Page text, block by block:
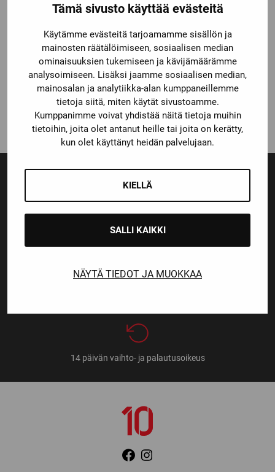
Tämä sivusto käyttää evästeitä
Käytämme evästeitä tarjoamamme sisällön ja
mainosten räätälöimiseen, sosiaalisen median
ominaisuuksien tukemiseen ja kävijämäärämme
analysoimiseen. Lisäksi jaamme sosiaalisen median,
mainosalan ja analytiikka-alan kumppaneillemme
tietoja siitä, miten käytät sivustoamme.
Kumppanimme voivat yhdistää näitä tietoja muihin
tietoihin, joita olet antanut heille tai joita on kerätty,
kun olet käyttänyt heidän palvelujaan.
KIELLÄ
SALLI KAIKKI
NÄYTÄ TIEDOT JA MUOKKAA
CCM
CCM FV1 KOKO VISIIRI
69,90€
14 päivän vaihto- ja palautusoikeus